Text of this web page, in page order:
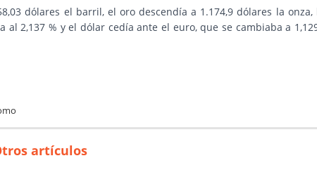
dólares el barril, el oro descendía a 1.174,9 dólares la onza,
2,137 % y el dólar cedía ante el euro, que se cambiaba a
artículos